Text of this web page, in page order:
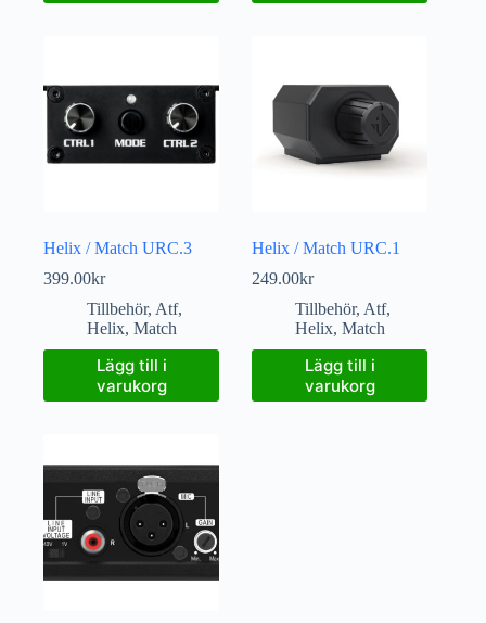
Helix / Match URC.3
399.00kr
Tillbehör, Atf,
Helix, Match
Lägg till i
varukorg
Helix / Match URC.1
249.00kr
Tillbehör,Atf,
Helix,Match
Lägg till i
varukorg